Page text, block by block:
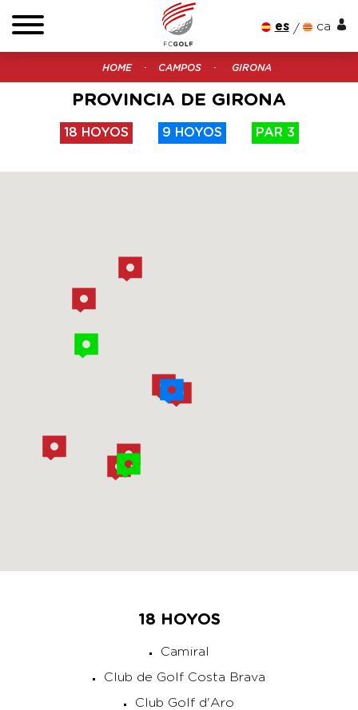
es ca
HOME CAMPOS GIRONA
PROVINCIA DE GIRONA
18 HOYOS 9 HOYOS PAR 3
18 HOYOS
Camiral
Club de Golf Costa Brava
Club Golf d'Aro